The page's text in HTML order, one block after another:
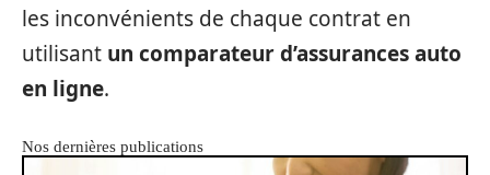
les inconvénients de chaque contrat en
utilisant un comparateur d’assurances auto
en ligne.
Nos dernières publications